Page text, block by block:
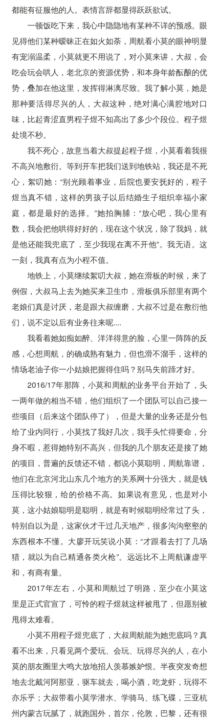
都能有征服他的人。表情言辞都显得跃跃欲试。
一顿饭吃下来，我心中隐隐地有某种不详的预感。眼
见得他们某种暧昧正在如火如荼，周航看小莫的眼神明显
有宠溺温柔，小莫就更不用说了，对小莫来讲，大叔，会
吃会玩会哄人，老北京的资源优势，和本身年龄酝酿的优
势，叠加在他这里，发挥得淋漓尽致。我了解小莫，她是
那种要活得尽兴的人，大叔这种，绝对满心满腔地对口
味，比起青涩直男程子煜不知高出了多少个段位。程子煜
处境不秒。
我不死心，故意当着大叔提起程子煜，小莫看着我很
不高兴地敷衍。等到开车把我们送到地铁站，我还是不死
心，絮叨她：“别光顾着事业，后院也要安抚好的，程子
煜当真不错，这样的男孩子以后结婚生子组织幸福小家
庭，都是最好的选择。”她拍胸脯：“放心吧，我心里有
数，我会把他哄得好好的，现在这个状况，除了我妈，就
是他还能我兜底了，至少我现在离不开他”。我无语。这
一刻，我真有点为小程不值。
地铁上，小莫继续絮叨大叔，她在滑板的时候，来了
例假，大叔马上去为她买来卫生巾，滑板俱乐部里有两个
老娘们真是讨厌，老是跟大叔缠磨，大叔不过是在敷衍他
们，说不定以后有业务往来呢....
我看着她如痴如醉、洋洋得意的脸，心里一阵阵的反
感，心想周航，的确成熟有魅力，但也滑不溜手，这样的
情场老油子你一小姑娘把握得住吗？别马失前蹄才好。
2016/17年那阵，小莫和周航的业务平台开始了，头
一两年做的相当不错，他们组织了一个团队可以自己接一
些项目（后来这个团队停了），但是大量的业务还是分包
给了业内同行，小莫找了我好几次，我手头忙得要命，分
身不暇，惹得她特别不高兴，但我的几个朋友还是接了她
的项目，普遍的反馈还不错，都说小莫聪明，周航靠谱，
他们在北京河北山东几个地方的关系网十分强大，就是钱
压得比较狠，给的价格不高。如果说有意见，也是对小
莫，这小姑娘聪明是聪明，就是有时候聪明经常过了头，
特别自以为是，这家伙才干过几天地产，很多沟沟壑壑的
东西根本不懂。大廖开玩笑说小莫：“才跟着去打了几场
猎，就以为自己精通各类火枪”。远远比不上周航谦虚平
和，有商有量。
2017年左右，小莫和周航过了明路，至少在小莫这
里是正式官宣了，可怜的程子煜就这样被甩了，但愿别被
甩得太难看。
小莫不用程子煜兜底了，大叔周航能为她兜底吗？真
看不出来，只看见两个爱玩、会玩、玩得尽兴的人，在小
莫的朋友圈里大鸣大放地招人羡慕嫉妒恨。半夜突发奇想
地去北戴河阿那亚，驱车就去，喝小酒，吃龙虾，玩得不
亦乐乎；大叔带着小莫学潜水、学骑马、练飞碟，三亚杭
州内蒙古玩腻了，就跑国外，首尔，伦敦，巴黎，还有很